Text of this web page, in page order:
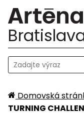
Domovská
TURNING